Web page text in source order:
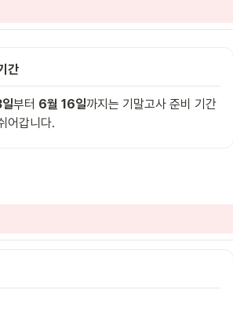
간
부터 6월 16일까지는 기말고사 준비 기간
어갑니다.